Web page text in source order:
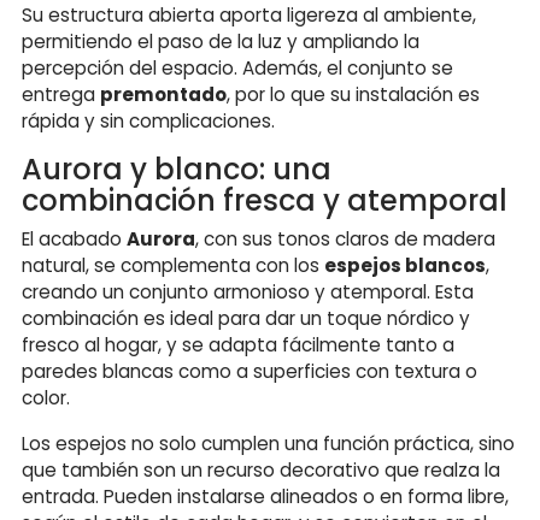
Su estructura abierta aporta ligereza al ambiente,
permitiendo el paso de la luz y ampliando la
percepción del espacio. Además, el conjunto se
entrega premontado, por lo que su instalación es
rápida y sin complicaciones.
Aurora y blanco: una
combinación fresca y atemporal
El acabado Aurora, con sus tonos claros de madera
natural, se complementa con los espejos blancos,
creando un conjunto armonioso y atemporal. Esta
combinación es ideal para dar un toque nórdico y
fresco al hogar, y se adapta fácilmente tanto a
paredes blancas como a superficies con textura o
color.
Los espejos no solo cumplen una función práctica, sino
que también son un recurso decorativo que realza la
entrada. Pueden instalarse alineados o en forma libre,